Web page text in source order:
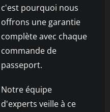
c'est pourquoi nous
offrons une garantie
complète avec chaque
commande de
passeport.
Notre équipe
d'experts veille à ce